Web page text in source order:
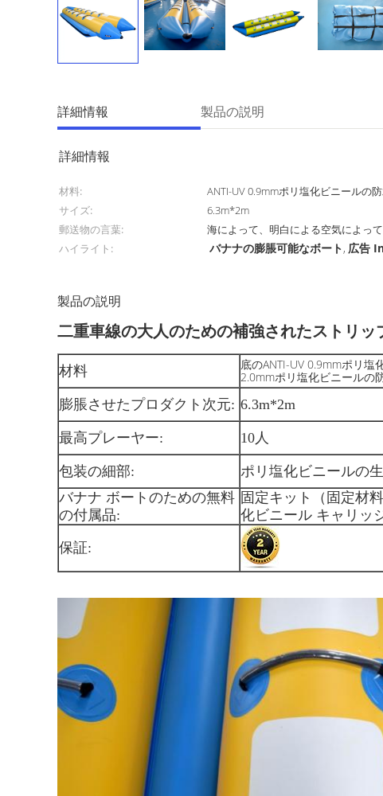
詳細情報 製品の説明
詳細情報
材料: ANTI-UV 0.9mmポリ塩化ビニールの
サイズ:
6.3m*2m
郵送物の言葉:
海によって、明白による空気によっ
ハイライト:
バナナの膨脹可能なボート, 広告
製品の説明
二重車線の大人のための補強されたストリ
材料
底のANTI-UV 0.9mmポリ
2.0mmポリ塩化ビニールの
膨脹させたプロダクト次元: 6.3m*2m
最高プレーヤー: 10人
包装の細部:
ポリ塩化ビニールの
バナナ ボートのための無料
の付属品:
固定キット（固定材
化ビニール キャリッ
保証: